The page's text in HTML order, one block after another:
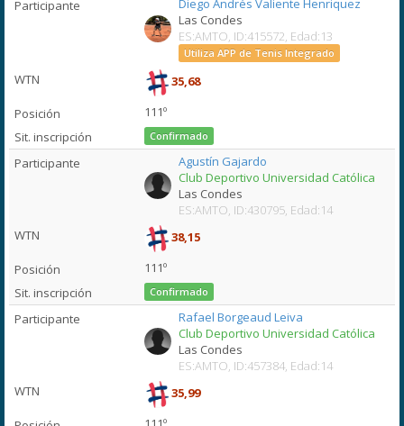
Diego Andrés Valiente Henriquez
Las Condes
ES:AMTO, ID:415572, Edad:13
Utiliza APP de Tenis Integrado
35,68
111º
Confirmado
Agustín Gajardo
Club Deportivo Universidad Católica
Las Condes
ES:AMTO, ID:430795, Edad:14
38,15
111º
Confirmado
Rafael Borgeaud Leiva
Club Deportivo Universidad Católica
Las Condes
ES:AMTO, ID:457384, Edad:14
35,99